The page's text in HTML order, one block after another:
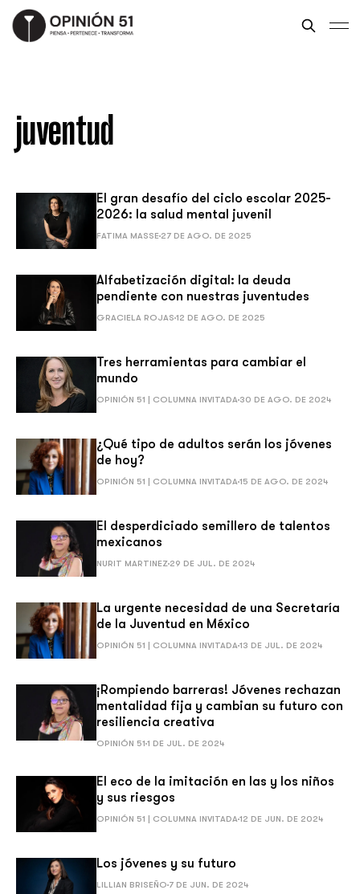
juventud
El gran desafío del ciclo escolar 2025-
2026: la salud mental juvenil
FATIMA MASSE 27 DE AGO. DE 2025
Alfabetización digital: la deuda
pendiente con nuestras juventudes
GRACIELA ROJAS 12 DE AGO. DE 2025
Tres herramientas para cambiar el
mundo
OPINIÓN 51 | COLUMNA INVITADA 30 DE AGO. DE 2024
¿Qué tipo de adultos serán los jóvenes
de hoy?
OPINIÓN 51 | COLUMNA INVITADA15 DE AGO. DE 2024
El desperdiciado semillero de talentos
mexicanos
NURIT MARTINEZ 29 DE JUL. DE 2024
La urgente necesidad de una Secretaría
de la Juventud en México
OPINIÓN 51 | COLUMNA INVITADA13 DE JUL. DE 2024
¡Rompiendo barreras! Jóvenes rechazan
mentalidad fija y cambian su futuro con
resiliencia creativa
OPINIÓN 51 1 DE JUL. DE 2024
El eco de la imitación en las y los niños
y sus riesgos
OPINIÓN 51 | COLUMNA INVITADA12 DE JUN. DE 2024
Los jóvenes y su futuro
LILLIAN BRISEÑO 7 DE JUN. DE 2024